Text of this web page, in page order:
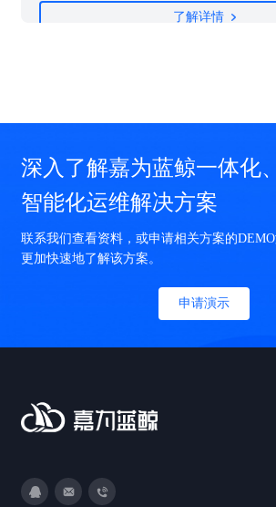
性要求也进一步提高。运维安全和敏捷性如何同
了解详情
深入了解嘉为蓝鲸一体化
智能化运维解决方案
联系我们查看资料，或申请相关方案的
更加快速地了解该方案。
申请演示